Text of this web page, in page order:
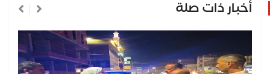
أخبار ذات صلة